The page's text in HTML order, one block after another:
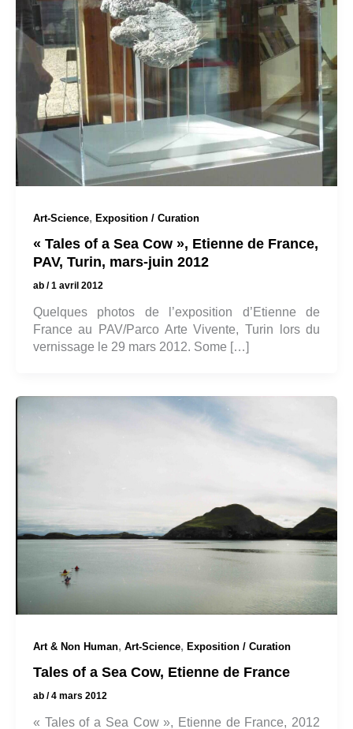
Art-Science, Exposition / Curation
« Tales of a Sea Cow », Etienne de France,
PAV, Turin, mars-juin 2012
ab /1 avril 2012
Quelques photos de l’exposition d’Etienne de
France au PAV/Parco Arte Vivente, Turin lors du
vernissage le 29 mars 2012. Some […]
Art & Non Human, Art-Science, Exposition / Curation
Tales of a Sea Cow, Etienne de France
ab /4 mars 2012
« Tales of a Sea Cow », Etienne de France, 2012